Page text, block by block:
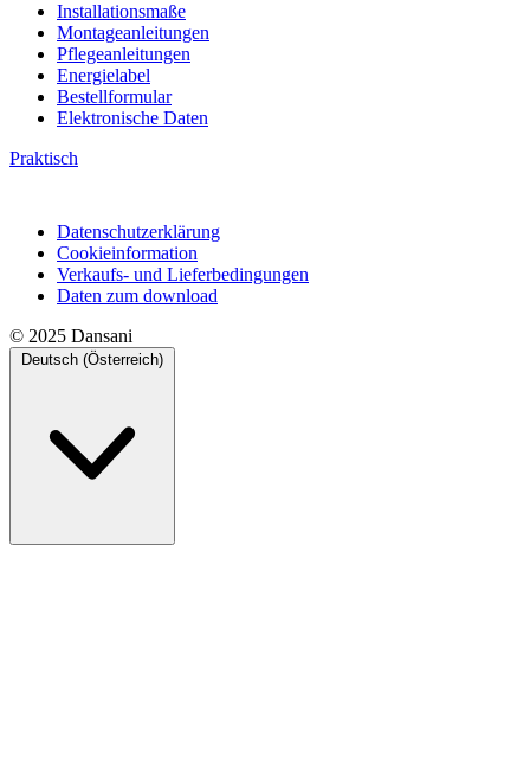
Installationsmaße
Montageanleitungen
Pflegeanleitungen
Energielabel
Bestellformular
Elektronische Daten
Praktisch
Datenschutzerklärung
Cookieinformation
Verkaufs- und Lieferbedingungen
Daten zum download
© 2025 Dansani
Deutsch (Österreich)